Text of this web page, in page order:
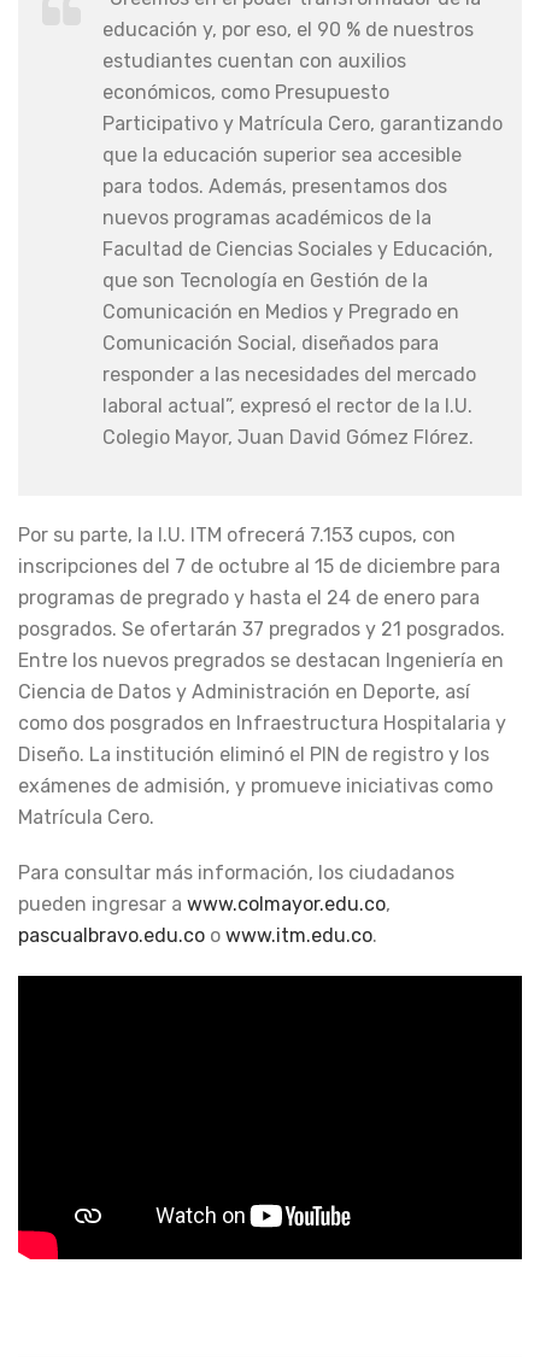
educación y, por eso, el 90 % de nuestros
estudiantes cuentan con auxilios
económicos, como Presupuesto
Participativo y Matrícula Cero, garantizando
que la educación superior sea accesible
para todos. Además, presentamos dos
nuevos programas académicos de la
Facultad de Ciencias Sociales y Educación,
que son Tecnología en Gestión de la
Comunicación en Medios y Pregrado en
Comunicación Social, diseñados para
responder a las necesidades del mercado
laboral actual”, expresó el rector de la I.U.
Colegio Mayor, Juan David Gómez Flórez.
Por su parte, la I.U. ITM ofrecerá 7.153 cupos, con
inscripciones del 7 de octubre al 15 de diciembre para
programas de pregrado y hasta el 24 de enero para
posgrados. Se ofertarán 37 pregrados y 21 posgrados.
Entre los nuevos pregrados se destacan Ingeniería en
Ciencia de Datos y Administración en Deporte, así
como dos posgrados en Infraestructura Hospitalaria y
Diseño. La institución eliminó el PIN de registro y los
exámenes de admisión, y promueve iniciativas como
Matrícula Cero.
Para consultar más información, los ciudadanos
pueden ingresar a www.colmayor.edu.co,
pascualbravo.edu.co o www.itm.edu.co.